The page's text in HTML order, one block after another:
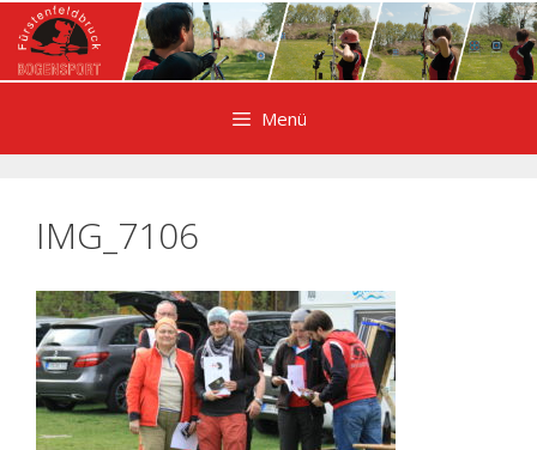
Zum
Inhalt
springen
Menü
IMG_7106